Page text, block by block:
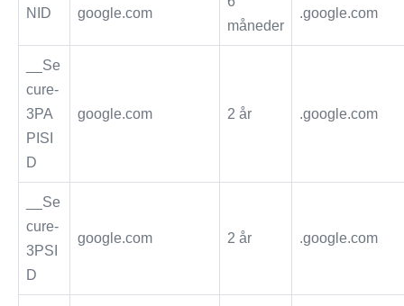
NID google.com
måneder
.google.com
__Se
cure-
3PA
PISI
D
google.com 2 år .google.com
__Se
cure-
3PSI
D
google.com 2 år .google.com